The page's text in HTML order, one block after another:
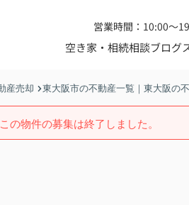
営業時間：10:00～
空き家・相続相談ブログ
産売却 東大阪市の不動産一覧｜東大阪の
この物件の募集は終了しました。